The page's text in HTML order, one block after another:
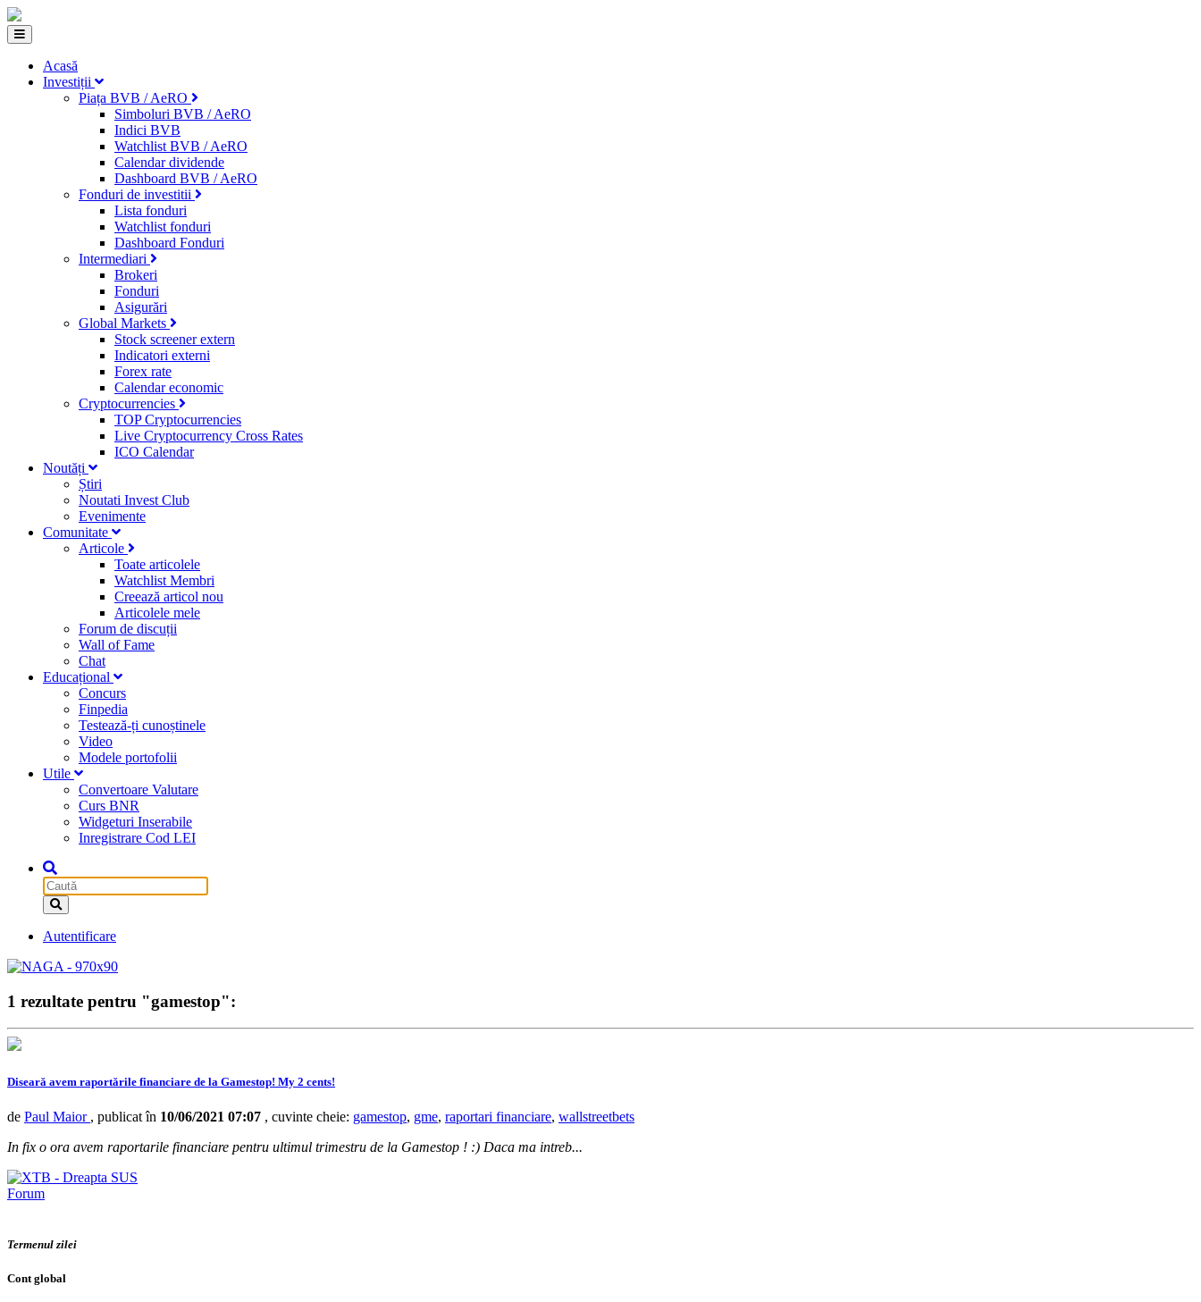
Acasă
Investiții
Piața BVB / AeRO
Simboluri BVB / AeRO
Indici BVB
Watchlist BVB / AeRO
Calendar dividende
Dashboard BVB / AeRO
Fonduri de investitii
Lista fonduri
Watchlist fonduri
Dashboard Fonduri
Intermediari
Brokeri
Fonduri
Asigurări
Global Markets
Stock screener extern
Indicatori externi
Forex rate
Calendar economic
Cryptocurrencies
TOP Cryptocurrencies
Live Cryptocurrency Cross Rates
ICO Calendar
Noutăți
Știri
Noutati Invest Club
Evenimente
Comunitate
Articole
Toate articolele
Watchlist Membri
Creează articol nou
Articolele mele
Forum de discuții
Wall of Fame
Chat
Educațional
Concurs
Finpedia
Testează-ți cunoștinele
Video
Modele portofolii
Utile
Convertoare Valutare
Curs BNR
Widgeturi Inserabile
Inregistrare Cod LEI
Autentificare
1 rezultate pentru "gamestop":
Diseară avem raportările financiare de la Gamestop! My 2 cents!
de Paul Maior , publicat în 10/06/2021 07:07 , cuvinte cheie: gamestop, gme, raportari financiare, wallstreetbets
In fix o ora avem raportarile financiare pentru ultimul trimestru de la Gamestop ! :) Daca ma intreb...
Forum
Termenul zilei
Cont global